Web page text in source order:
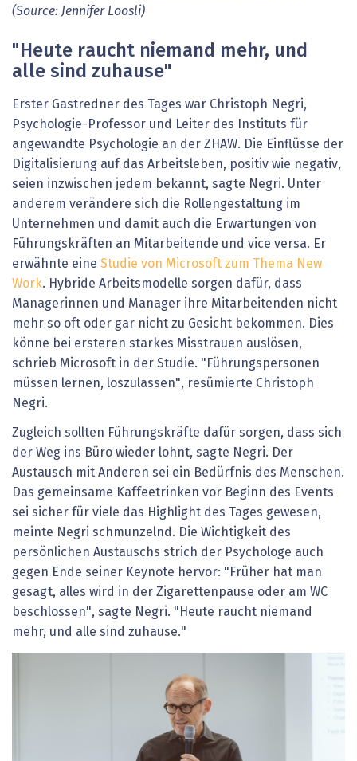
(Source: Jennifer Loosli)
"Heute raucht niemand mehr, und
alle sind zuhause"
Erster Gastredner des Tages war Christoph Negri,
Psychologie-Professor und Leiter des Instituts für
angewandte Psychologie an der ZHAW. Die Einflüsse der
Digitalisierung auf das Arbeitsleben, positiv wie negativ,
seien inzwischen jedem bekannt, sagte Negri. Unter
anderem verändere sich die Rollengestaltung im
Unternehmen und damit auch die Erwartungen von
Führungskräften an Mitarbeitende und vice versa. Er
erwähnte eine Studie von Microsoft zum Thema New
Work. Hybride Arbeitsmodelle sorgen dafür, dass
Managerinnen und Manager ihre Mitarbeitenden nicht
mehr so oft oder gar nicht zu Gesicht bekommen. Dies
könne bei ersteren starkes Misstrauen auslösen,
schrieb Microsoft in der Studie. "Führungspersonen
müssen lernen, loszulassen", resümierte Christoph
Negri.
Zugleich sollten Führungskräfte dafür sorgen, dass sich
der Weg ins Büro wieder lohnt, sagte Negri. Der
Austausch mit Anderen sei ein Bedürfnis des Menschen.
Das gemeinsame Kaffeetrinken vor Beginn des Events
sei sicher für viele das Highlight des Tages gewesen,
meinte Negri schmunzelnd. Die Wichtigkeit des
persönlichen Austauschs strich der Psychologe auch
gegen Ende seiner Keynote hervor: "Früher hat man
gesagt, alles wird in der Zigarettenpause oder am WC
beschlossen", sagte Negri. "Heute raucht niemand
mehr, und alle sind zuhause."